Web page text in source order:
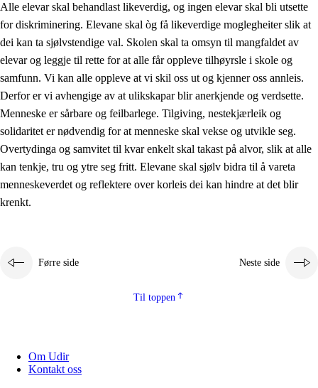
Alle elevar skal behandlast likeverdig, og ingen elevar skal bli utsette
for diskriminering. Elevane skal òg få likeverdige moglegheiter slik at
dei kan ta sjølvstendige val. Skolen skal ta omsyn til mangfaldet av
elevar og leggje til rette for at alle får oppleve tilhøyrsle i skole og
samfunn. Vi kan alle oppleve at vi skil oss ut og kjenner oss annleis.
Derfor er vi avhengige av at ulikskapar blir anerkjende og verdsette.
Menneske er sårbare og feilbarlege. Tilgiving, nestekjærleik og
solidaritet er nødvendig for at menneske skal vekse og utvikle seg.
Overtydinga og samvitet til kvar enkelt skal takast på alvor, slik at alle
kan tenkje, tru og ytre seg fritt. Elevane skal sjølv bidra til å vareta
menneskeverdet og reflektere over korleis dei kan hindre at det blir
krenkt.
Førre side Neste side
Til toppen
Om Udir
Kontakt oss